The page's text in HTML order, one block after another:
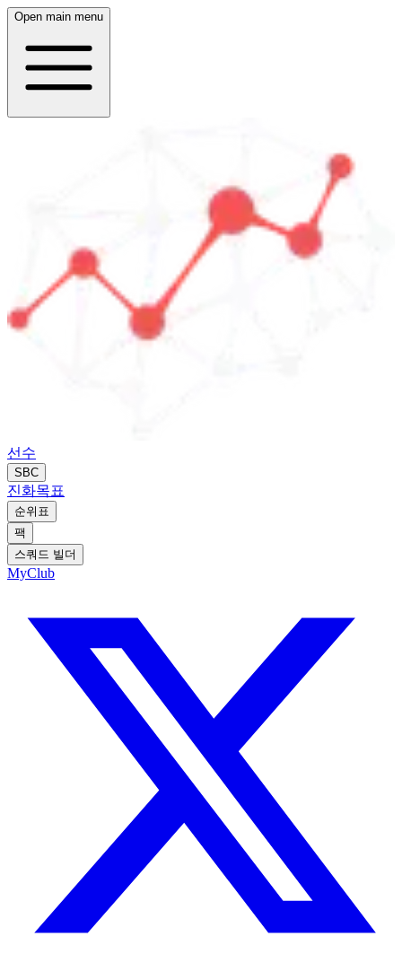
Open main menu
선수
SBC
진화목표
순위표
팩
스쿼드 빌더
MyClub